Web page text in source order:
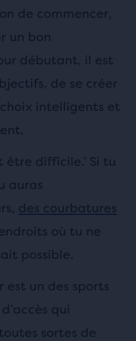
de commencer,
un bon
débutant, il est
de se créer
intelligents et
être difficile.’ Si tu
auras
des courbatures
où tu ne
possible.
est un des sports
qui
sortes de